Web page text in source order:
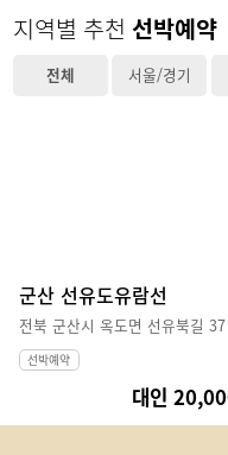
지역별 추천 선박예약
전체 서울/경기
군산 선유도유람선
전북 군산시 옥도면 선유북길 37
선박예약
대인